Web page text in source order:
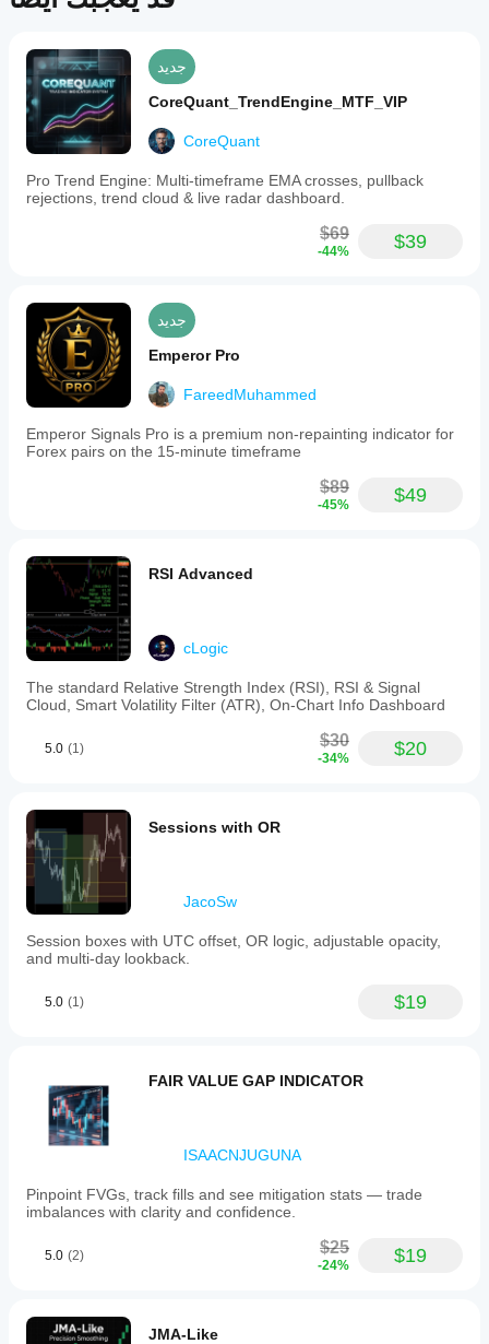
extreme
targets
and
high-
volatility
exhaustion
zones.
This
provides
a
traders
in
identifying
potential
reversals,
breakouts,
and
target
zones
across
indices,
commodities,
cryptocurrencies,
stocks.
ملف تعريف المؤشر
فئة
المؤشر
الإحصاءات
نوع
متطلبات
البيانات
أعمدة السعر فقط
الإشارات
الانقطاع
لمس المستوى
جديد
CoreQuant_TrendEngine_MTF_VIP
CoreQuant
Pro Trend Engine: Multi-timeframe EMA crosses, pullback
rejections, trend cloud & live radar dashboard.
$69
-44% $39
جديد
Emperor Pro
FareedMuhammed
Emperor Signals Pro is a premium non-repainting indicator for
Forex pairs on the 15-minute timeframe
$89
-45% $49
RSI Advanced
cLogic
The standard Relative Strength Index (RSI), RSI & Signal
Cloud, Smart Volatility Filter (ATR), On-Chart Info Dashboard
5.0 (1) $30
-34% $20
Sessions with OR
JacoSw
Session boxes with UTC offset, OR logic, adjustable opacity,
and multi-day lookback.
5.0 (1) $19
FAIR VALUE GAP INDICATOR
ISAACNJUGUNA
Pinpoint FVGs, track fills and see mitigation stats — trade
imbalances with clarity and confidence.
5.0 (2) $25
-24% $19
JMA-Like